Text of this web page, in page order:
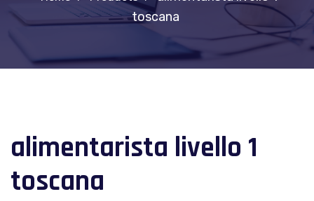
toscana
alimentarista livello 1
toscana